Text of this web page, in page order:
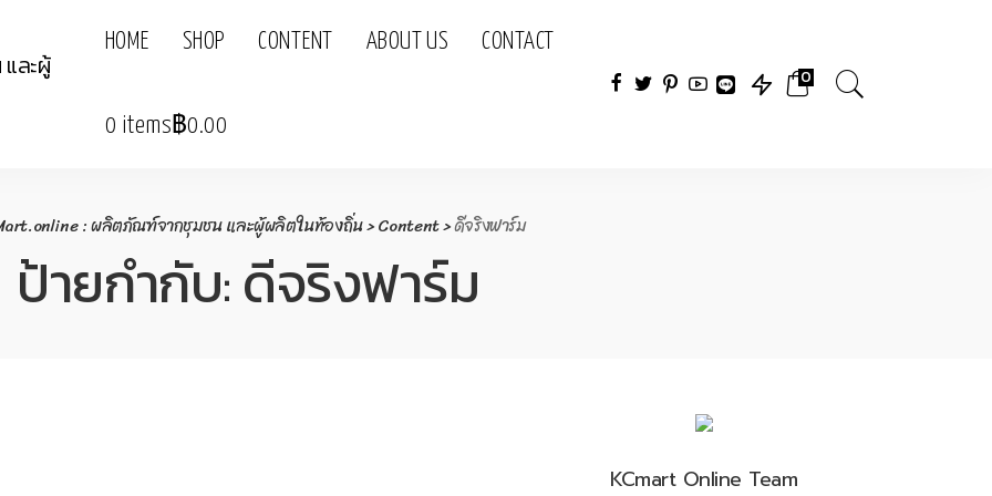
HOME SHOP CONTENT ABOUT US CONTACT
0 items฿0.00
0
: ผลิตภัณฑ์จากชุมชน และผู้ผลิตในท้องถิ่น>Content>ดีจริงฟาร์ม
ป้ายกำกับ:ดีจริงฟาร์ม
KCmart Online Team